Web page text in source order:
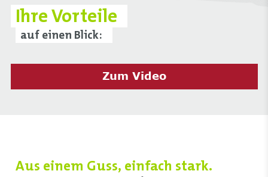
Ihre Vorteile
auf einen Blick:
Zum Video
Aus einem Guss, einfach stark.